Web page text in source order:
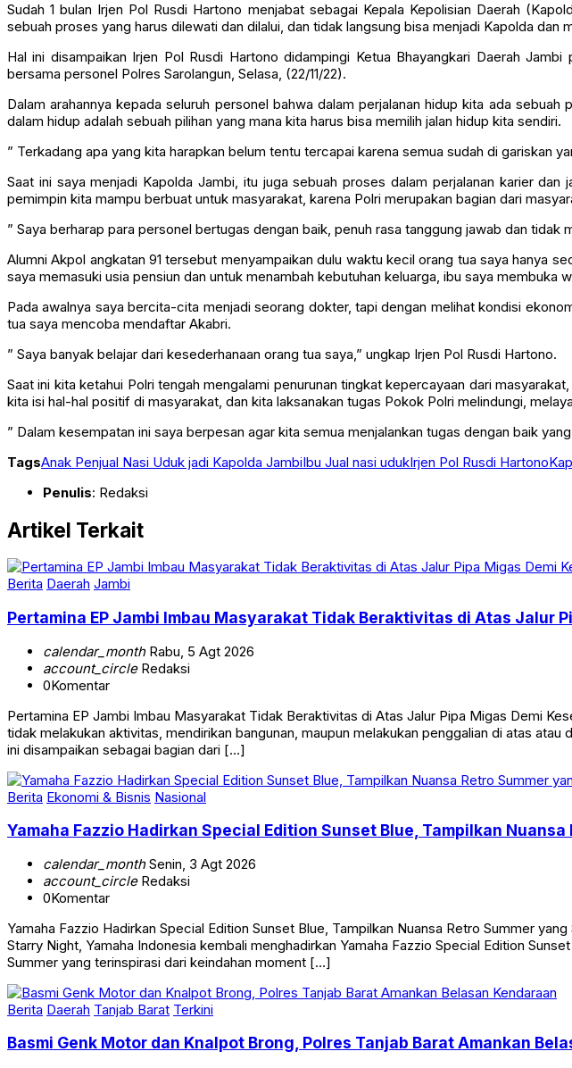
Sudah 1 bulan Irjen Pol Rusdi Hartono menjabat sebagai Kepala Kepolisian Daerah
sebuah proses yang harus dilewati dan dilalui, dan tidak langsung bisa menjadi Kapolda dan
Hal ini disampaikan Irjen Pol Rusdi Hartono didampingi Ketua Bhayangkari Daerah
bersama personel Polres Sarolangun, Selasa, (22/11/22).
Dalam arahannya kepada seluruh personel bahwa dalam perjalanan hidup kita ada
dalam hidup adalah sebuah pilihan yang mana kita harus bisa memilih jalan hidup kita sendiri.
” Terkadang apa yang kita harapkan belum tentu tercapai karena semua sudah di gariskan
Saat ini saya menjadi Kapolda Jambi, itu juga sebuah proses dalam perjalanan karier
pemimpin kita mampu berbuat untuk masyarakat, karena Polri merupakan bagian dari
” Saya berharap para personel bertugas dengan baik, penuh rasa tanggung jawab dan tidak
Alumni Akpol angkatan 91 tersebut menyampaikan dulu waktu kecil orang tua saya hanya
saya memasuki usia pensiun dan untuk menambah kebutuhan keluarga, ibu saya membuka
Pada awalnya saya bercita-cita menjadi seorang dokter, tapi dengan melihat kondisi
tua saya mencoba mendaftar Akabri.
” Saya banyak belajar dari kesederhanaan orang tua saya,” ungkap Irjen Pol Rusdi Hartono.
Saat ini kita ketahui Polri tengah mengalami penurunan tingkat kepercayaan dari
kita isi hal-hal positif di masyarakat, dan kita laksanakan tugas Pokok Polri melindungi,
” Dalam kesempatan ini saya berpesan agar kita semua menjalankan tugas dengan baik
TagsAnak Penjual Nasi Uduk jadi Kapolda JambiIbu Jual nasi udukIrjen Pol Rusdi Hartono
Penulis: Redaksi
Artikel Terkait
Berita Daerah Jambi
Pertamina EP Jambi Imbau Masyarakat Tidak Beraktivitas di Atas Jalur
calendar_monthRabu, 5 Agt 2026
account_circleRedaksi
0Komentar
Pertamina EP Jambi Imbau Masyarakat Tidak Beraktivitas di Atas Jalur Pipa Migas Demi
tidak melakukan aktivitas, mendirikan bangunan, maupun melakukan penggalian di atas
ini disampaikan sebagai bagian dari […]
Berita Ekonomi & Bisnis Nasional
Yamaha Fazzio Hadirkan Special Edition Sunset Blue, Tampilkan
calendar_monthSenin, 3 Agt 2026
account_circleRedaksi
0Komentar
Yamaha Fazzio Hadirkan Special Edition Sunset Blue, Tampilkan Nuansa Retro Summer
Starry Night, Yamaha Indonesia kembali menghadirkan Yamaha Fazzio Special Edition
Summer yang terinspirasi dari keindahan moment […]
Berita Daerah Tanjab Barat Terkini
Basmi Genk Motor dan Knalpot Brong, Polres Tanjab Barat Amankan